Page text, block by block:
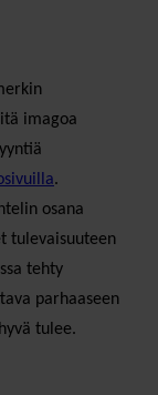
imagoa
.
osana
tulevaisuuteen
tehty
parhaaseen
tulee.